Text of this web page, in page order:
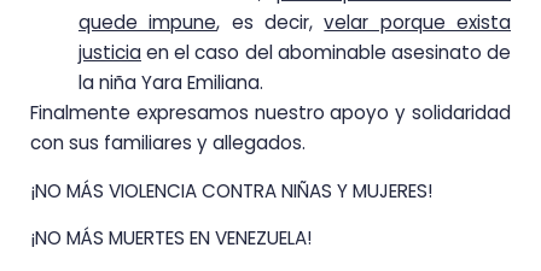
quede impune, es decir,velar porque exista
justiciaen el caso del abominable asesinato de
la niña Yara Emiliana.
Finalmente expresamos nuestro apoyo y solidaridad
con sus familiares y allegados.
¡NO MÁS VIOLENCIA CONTRA NIÑAS Y MUJERES!
¡NO MÁS MUERTES EN VENEZUELA!